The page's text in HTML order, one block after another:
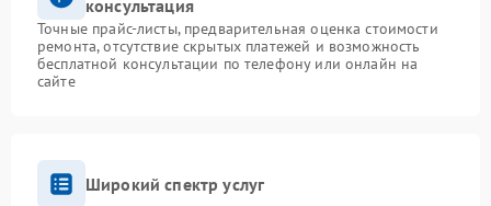
консультация
Точные прайс-листы, предварительная оценка стоимости
ремонта, отсутствие скрытых платежей и возможность
бесплатной консультации по телефону или онлайн на
сайте
Широкий спектр услуг